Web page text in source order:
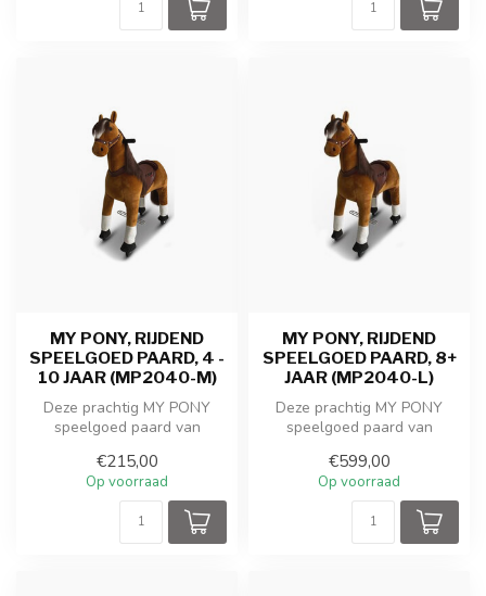
MY PONY, RIJDEND
SPEELGOED PAARD, 4 -
10 JAAR (MP2040-M)
Deze prachtig MY PONY
speelgoed paard van
galopperende...
€215,00
Op voorraad
MY PONY, RIJDEND
SPEELGOED PAARD, 8+
JAAR (MP2040-L)
Deze prachtig MY PONY
speelgoed paard van
galopperende...
€599,00
Op voorraad